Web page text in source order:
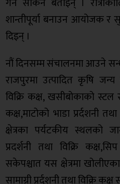
शान्तीपूर्या बनाउन आयोजक र
दिइन् ।
नौं दिनसम्म संचालनमा आउने
राजपुरमा उत्पादित कृषि जन्य
विक्रि कक्ष, खसीबोकाको स्टल
कक्ष,माटोको भाडा प्रर्दशनी
क्षेत्रका पर्यटकीय स्थलको
प्रदर्शनी तथा विक्रि
सकेपश्चात यस क्षेत्रमा खोलीएका
सामाग्री प्रर्दशनी तथा विक्रि